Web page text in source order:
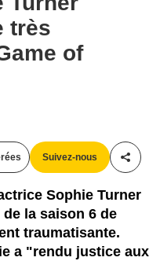
très
of
Suivez-nous
Sophie Turner
la saison 6 de
traumatisante.
a "rendu justice aux